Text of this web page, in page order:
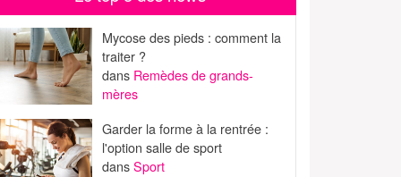
Mycose des pieds : comment la
traiter ?
dans Remèdes de grands-
mères
Garder la forme à la rentrée :
l'option salle de sport
dansSport